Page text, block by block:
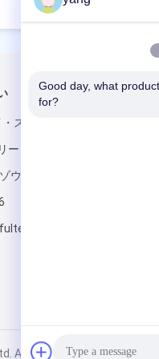
ストリート,
ート,フイヤ
ウ市
メールで
All Rights Reserved.
Good day, what
for?